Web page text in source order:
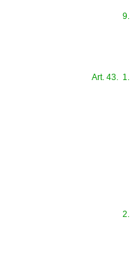
9.
Art. 43. 1.
2.